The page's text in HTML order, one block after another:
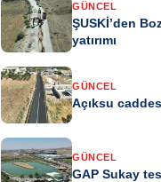
GÜNCEL
ŞUSKİ’den
yatırımı
GÜNCEL
Açıksu
GÜNCEL
GAP Sukay